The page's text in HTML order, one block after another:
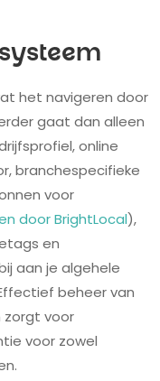
het navigeren door
gaat dan alleen
online
branchespecifieke
voor
door BrightLocal),
en
aan je algehele
beheer van
zorgt voor
voor zowel